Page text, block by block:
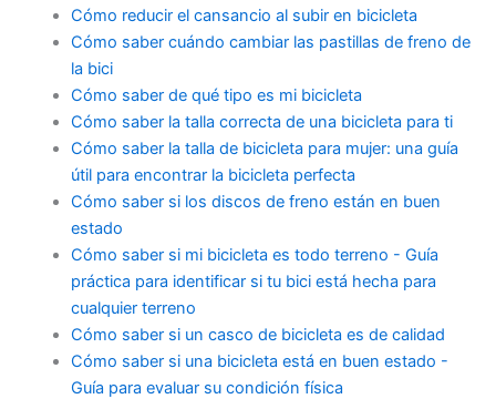
Cómo reducir el cansancio al subir en bicicleta
Cómo saber cuándo cambiar las pastillas de freno de
la bici
Cómo saber de qué tipo es mi bicicleta
Cómo saber la talla correcta de una bicicleta para ti
Cómo saber la talla de bicicleta para mujer: una guía
útil para encontrar la bicicleta perfecta
Cómo saber si los discos de freno están en buen
estado
Cómo saber si mi bicicleta es todo terreno - Guía
práctica para identificar si tu bici está hecha para
cualquier terreno
Cómo saber si un casco de bicicleta es de calidad
Cómo saber si una bicicleta está en buen estado -
Guía para evaluar su condición física